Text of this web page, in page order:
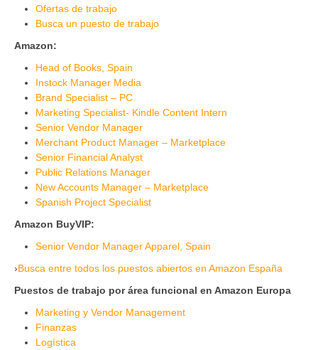
Ofertas de trabajo
Busca un puesto de trabajo
Amazon:
Head of Books, Spain
Instock Manager Media
Brand Specialist – PC
Marketing Specialist- Kindle Content Intern
Senior Vendor Manager
Merchant Product Manager – Marketplace
Senior Financial Analyst
Public Relations Manager
New Accounts Manager – Marketplace
Spanish Project Specialist
Amazon BuyVIP:
Senior Vendor Manager Apparel, Spain
›Busca entre todos los puestos abiertos en Amazon España
Puestos de trabajo por área funcional en Amazon Europa
Marketing y Vendor Management
Finanzas
Logística